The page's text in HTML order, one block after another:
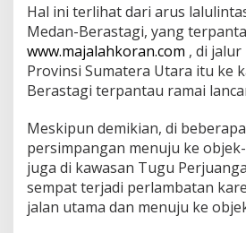
N
a
k
D
r
s
t
i
s
3
0
Hal ini terlihat dari arus
Medan-Berastagi, yang
www.majalahkoran.com , di
Provinsi Sumatera Utara itu ke
Berastagi terpantau ramai
Meskipun demikian, di
persimpangan menuju ke
juga di kawasan Tugu
sempat terjadi perlambatan
jalan utama dan menuju ke